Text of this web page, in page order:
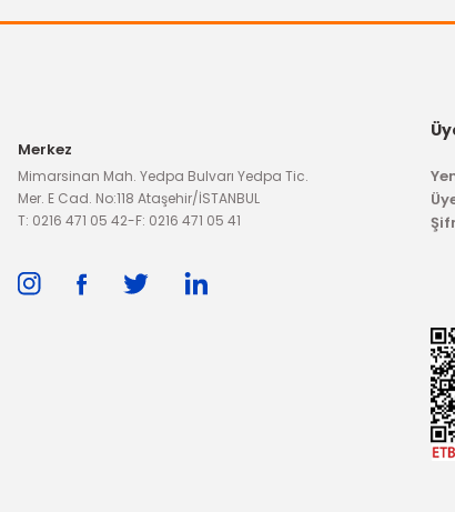
Merkez
Mimarsinan Mah. Yedpa Bulvarı Yedpa Tic.
Mer. E Cad. No:118 Ataşehir/İSTANBUL
T: 0216 471 05 42-F: 0216 471 05 41